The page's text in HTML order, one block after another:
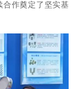
合作奠定了坚实基